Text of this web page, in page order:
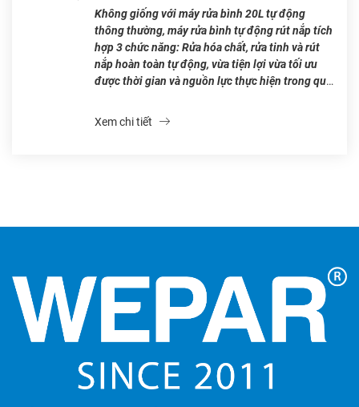
Không giống với máy rửa bình 20L tự động
thông thường, máy rửa bình tự động rút nắp tích
hợp 3 chức năng: Rửa hóa chất, rửa tinh và rút
nắp hoàn toàn tự động, vừa tiện lợi vừa tối ưu
được thời gian và nguồn lực thực hiện trong quy
Xem chi tiết